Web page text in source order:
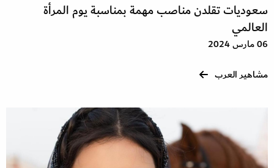
سعوديات تقلدن مناصب مهمة بمناسبة يوم المرأة
العالمي
06 مارس 2024
مشاهير العرب